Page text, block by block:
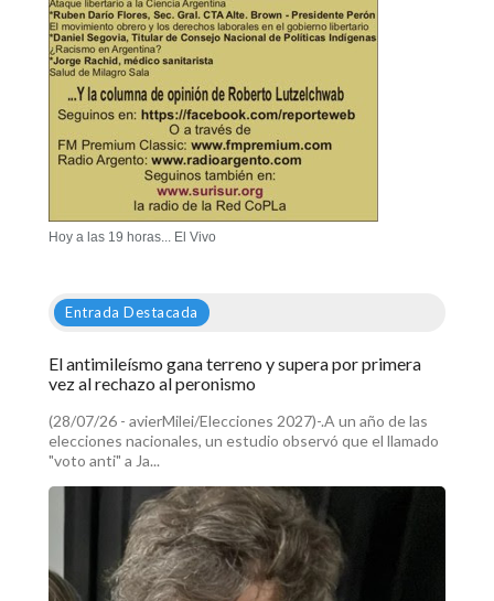
Hoy a las 19 horas... El Vivo
Entrada Destacada
El antimileísmo gana terreno y supera por primera
vez al rechazo al peronismo
(28/07/26 - avierMilei/Elecciones 2027)-.A un año de las
elecciones nacionales, un estudio observó que el llamado
"voto anti" a Ja...